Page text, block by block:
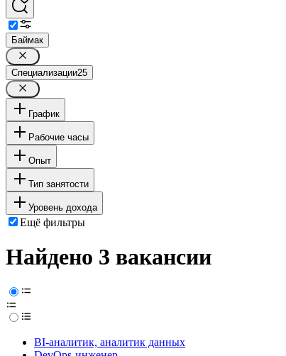
Баймак
Специализации25
График
Рабочие часы
Опыт
Тип занятости
Уровень дохода
Ещё фильтры
Найдено 3 вакансии
BI-аналитик, аналитик данных